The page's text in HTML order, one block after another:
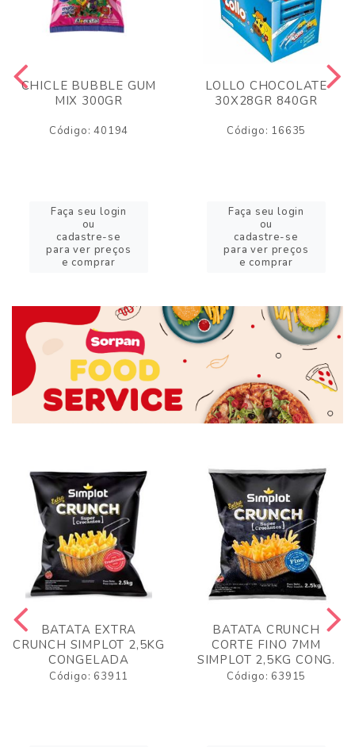
CHICLE BUBBLE GUM
MIX 300GR
Código: 40194
Faça seu login
ou
cadastre-se
para ver preços
e comprar
LOLLO CHOCOLATE
30X28GR 840GR
Código: 16635
Faça seu login
ou
cadastre-se
para ver preços
e comprar
BATATA EXTRA
CRUNCH SIMPLOT 2,5KG
CONGELADA
Código: 63911
BATATA CRUNCH
CORTE FINO 7MM
SIMPLOT 2,5KG CONG.
Código: 63915